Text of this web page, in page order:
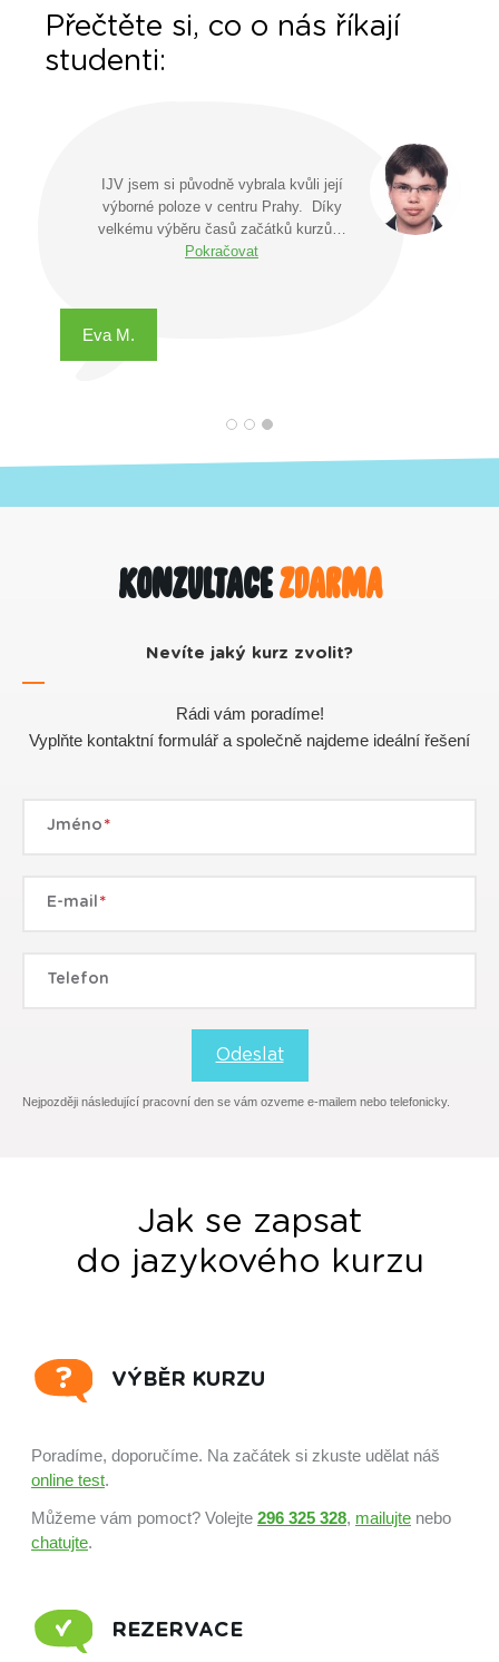
Přečtěte si, co o nás říkají
studenti:
IJV jsem si původně vybrala kvůli její
výborné poloze v centru Prahy. Díky
velkému výběru časů začátků kurzů…
Pokračovat
Eva M.
Konzultacezdarma
Nevíte jaký kurz zvolit?
Rádi vám poradíme!
Vyplňte kontaktní formulář a společně najdeme ideální řešení
Jméno
E-mail
Telefon
Odeslat
Nejpozději následující pracovní den se vám ozveme e-mailem nebo telefonicky.
Jak se zapsat
do jazykového kurzu
VÝBĚR KURZU
Poradíme, doporučíme. Na začátek si zkuste udělat náš
online test.
Můžeme vám pomoct? Volejte 296 325 328, mailujte nebo
chatujte.
REZERVACE